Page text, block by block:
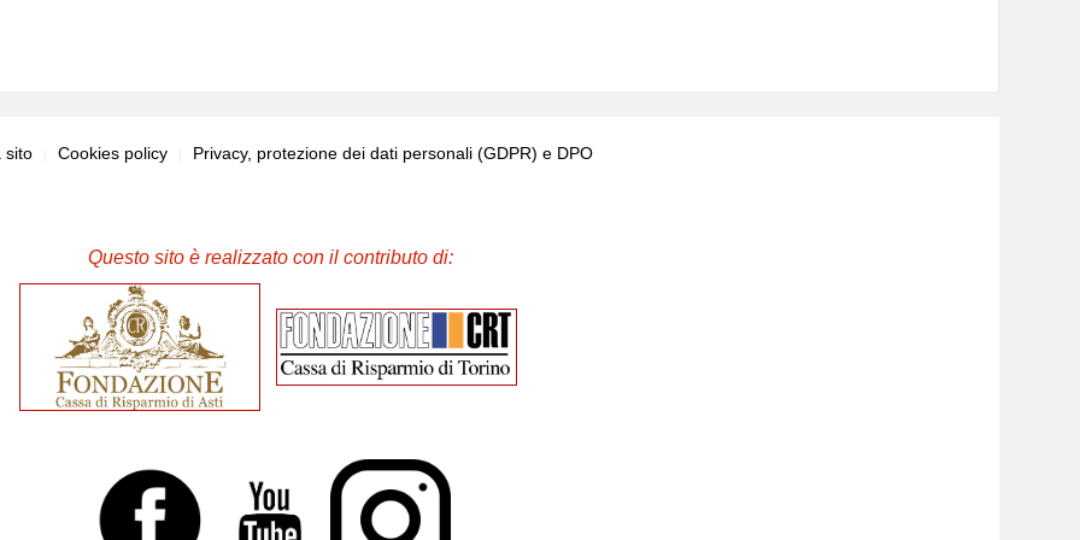
sito Cookies policy Privacy, protezione dei dati personali (GDPR) e DPO
Questo sito è realizzato con il contributo di: